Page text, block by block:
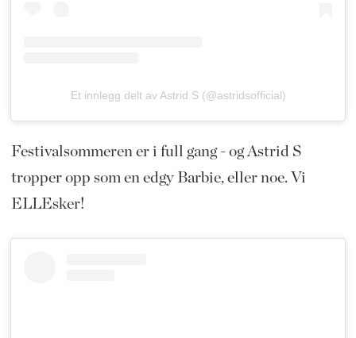
Et innlegg delt av Astrid S (@astridsofficial)
Festivalsommeren er i full gang - og Astrid S
tropper opp som en edgy Barbie, eller noe. Vi
ELLEsker!